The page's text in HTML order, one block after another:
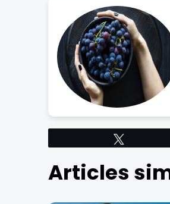
Articles